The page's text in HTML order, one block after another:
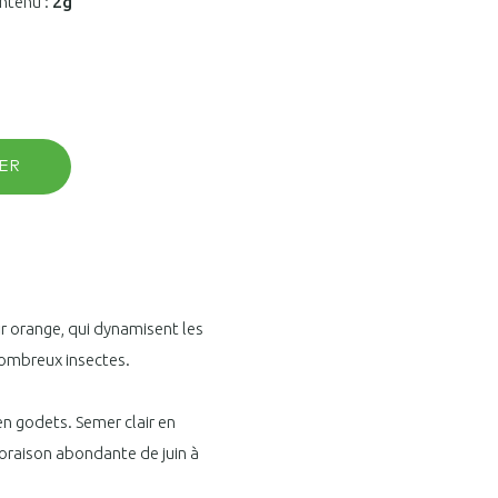
orange, qui dynamisent les
insectes.
godets. Semer clair en
abondante de juin à